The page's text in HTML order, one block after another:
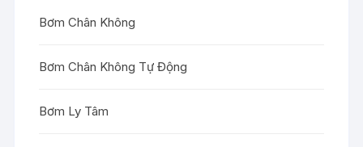
Bơm Chân Không
Bơm Chân Không Tự Động
Bơm Ly Tâm